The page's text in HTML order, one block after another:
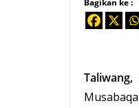
Bagikan ke :
Taliwang,